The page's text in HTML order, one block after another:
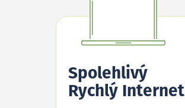
Spolehlivý
Rychlý Internet